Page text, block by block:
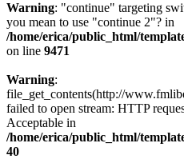
Warning: "continue" targeting
you mean to use "continue 2"? in
/home/erica/public_html/
on line 9471
Warning:
file_get_contents(http://
failed to open stream: HTTP
Acceptable in
/home/erica/public_html/
40